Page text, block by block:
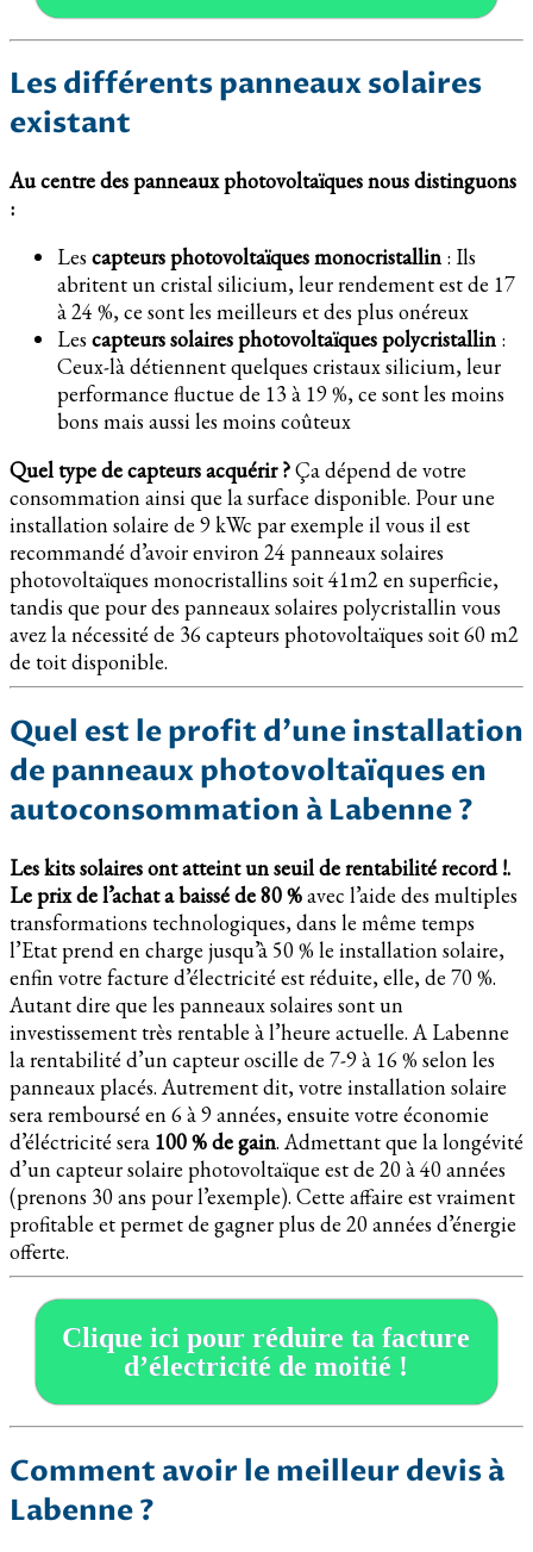
Les différents panneaux solaires
existant
Au centre des panneaux photovoltaïques nous distinguons
:
Les capteurs photovoltaïques monocristallin : Ils
abritent un cristal silicium, leur rendement est de 17
à 24 %, ce sont les meilleurs et des plus onéreux
Les capteurs solaires photovoltaïques polycristallin :
Ceux-là détiennent quelques cristaux silicium, leur
performance fluctue de 13 à 19 %, ce sont les moins
bons mais aussi les moins coûteux
Quel type de capteurs acquérir ?Ça dépend de votre
consommation ainsi que la surface disponible. Pour une
installation solaire de 9 kWc par exemple il vous il est
recommandé d’avoir environ 24 panneaux solaires
photovoltaïques monocristallins soit 41m2 en superficie,
tandis que pour des panneaux solaires polycristallin vous
avez la nécessité de 36 capteurs photovoltaïques soit 60 m2
de toit disponible.
Quel est le profit d’une installation
de panneaux photovoltaïques en
autoconsommation à Labenne ?
Les kits solaires ont atteint un seuil de rentabilité record !.
Le prix de l’achat a baissé de 80 %avec l’aide des multiples
transformations technologiques, dans le même temps
l’Etat prend en charge jusqu’à 50 % le installation solaire,
enfin votre facture d’électricité est réduite, elle, de 70 %.
Autant dire que les panneaux solaires sont un
investissement très rentable à l’heure actuelle. A Labenne
la rentabilité d’un capteur oscille de 7-9 à 16 % selon les
panneaux placés. Autrement dit, votre installation solaire
sera remboursé en 6 à 9 années, ensuite votre économie
d’éléctricité sera 100 % de gain. Admettant que la longévité
d’un capteur solaire photovoltaïque est de 20 à 40 années
(prenons 30 ans pour l’exemple). Cette affaire est vraiment
profitable et permet de gagner plus de 20 années d’énergie
offerte.
Clique ici pour réduire ta facture
d’électricité de moitié !
Comment avoir le meilleur devis à
Labenne ?